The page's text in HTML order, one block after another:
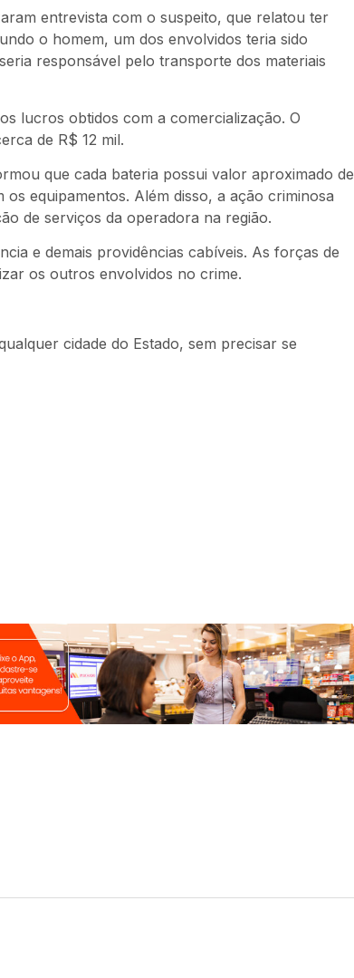
entrevista com o suspeito, que relatou ter
o homem, um dos envolvidos teria sido
responsável pelo transporte dos materiais
lucros obtidos com a comercialização. O
de R$ 12 mil.
que cada bateria possui valor aproximado de
equipamentos. Além disso, a ação criminosa
de serviços da operadora na região.
e demais providências cabíveis. As forças de
os outros envolvidos no crime.
cidade do Estado, sem precisar se